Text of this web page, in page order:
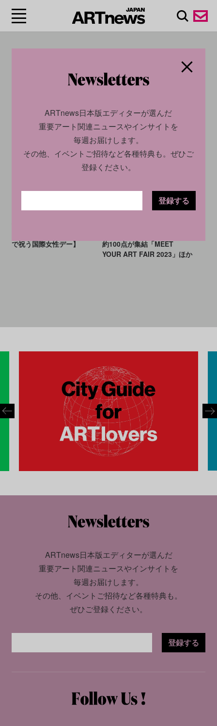
アートとジェンダー──芸術
で祝う国際女性デー】
今週末に見たいアートイベン
約100点が集結「MEET
YOUR ART FAIR 2023」ほか
ARTnews日本版エディターが選んだ
重要アート関連ニュースやインサイトを
毎週お届けします。
その他、イベントご招待など各種特典も。
ぜひご登録ください。
登録する
ARTnews日本版エディターが選んだ
重要アート関連ニュースやインサイトを
毎週お届けします。
その他、イベントご招待など各種特典も。ぜひご
登録ください。
登録する